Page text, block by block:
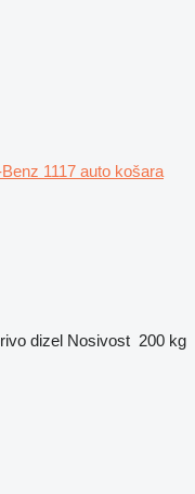
1117 auto košara
dizel Nosivost 200 kg